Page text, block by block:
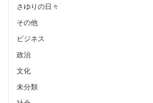
さゆりの日々
その他
ビジネス
政治
文化
未分類